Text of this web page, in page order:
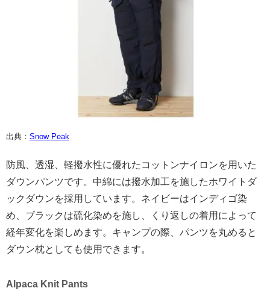
出典： Snow Peak
防風、透湿、軽撥水性に優れたコットンナイロンを用いた
ダウンパンツです。中綿には撥水加工を施したホワイトダ
ックダウンを採用しています。ネイビーはインディゴ染
め、ブラックは硫化染めを施し、くり返しの着用によって
経年変化を楽しめます。キャンプの際、パンツを丸めると
ダウン枕としても使用できます。
Alpaca Knit Pants